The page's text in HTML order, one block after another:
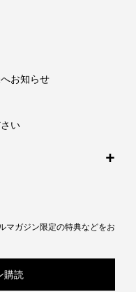
お知らせ
い
マガジン限定の特典などをお
購読